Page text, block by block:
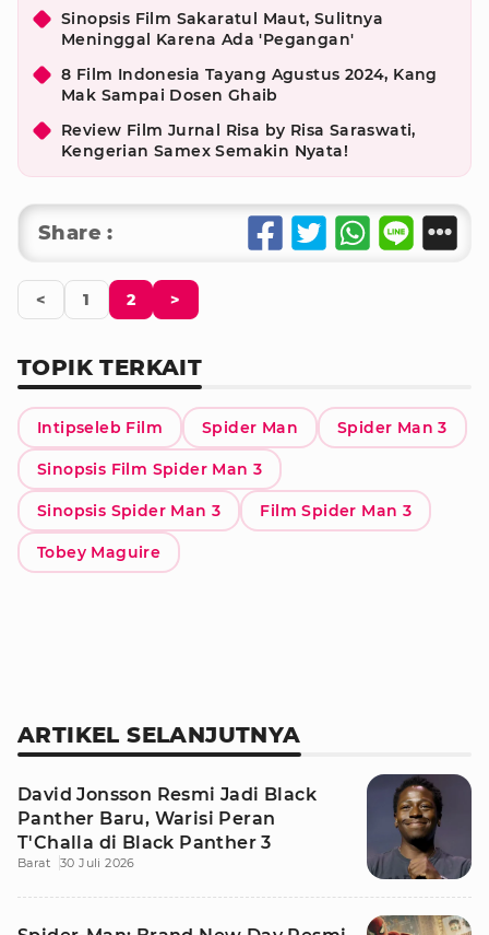
Sinopsis Film Sakaratul Maut, Sulitnya
Meninggal Karena Ada 'Pegangan'
8 Film Indonesia Tayang Agustus 2024, Kang
Mak Sampai Dosen Ghaib
Review Film Jurnal Risa by Risa Saraswati,
Kengerian Samex Semakin Nyata!
Share :
< 1 2 >
TOPIK TERKAIT
Intipseleb Film Spider Man Spider Man 3
Sinopsis Film Spider Man 3
Sinopsis Spider Man 3 Film Spider Man 3
Tobey Maguire
ARTIKEL SELANJUTNYA
David Jonsson Resmi Jadi Black
Panther Baru, Warisi Peran
T'Challa di Black Panther 3
Barat 30 Juli 2026